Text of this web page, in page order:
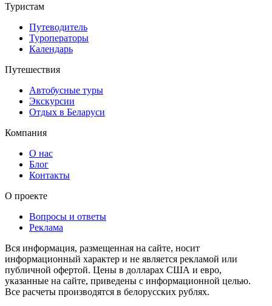
Туристам
Путеводитель
Туроператоры
Календарь
Путешествия
Автобусные туры
Экскурсии
Отдых в Беларуси
Компания
О нас
Блог
Контакты
О проекте
Вопросы и ответы
Реклама
Вся информация, размещенная на сайте, носит
информационный характер и не является рекламой или
публичной офертой. Цены в долларах США и евро,
указанные на сайте, приведены с информационной целью.
Все расчеты производятся в белорусских рублях.